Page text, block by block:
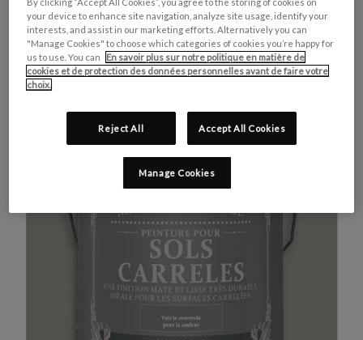
MEUBLES DE CUISINE
VERT KAKI
By clicking “Accept All Cookies”, you agree to the storing of cookies on
your device to enhance site navigation, analyze site usage, identify your
interests, and assist in our marketing efforts. Alternatively you can
"Manage Cookies" to choose which categories of cookies you’re happy for
us to use. You can
En savoir plus sur notre politique en matière de
cookies et de protection des données personnelles avant de faire votre
choix.
Reject All Accept All Cookies
Manage Cookies